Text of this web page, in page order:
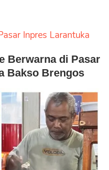
Inpres Larantuka
Berwarna di Pasar
Bakso Brengos